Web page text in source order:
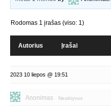
Rodomas 1 įrašas (viso: 1)
Autorius Įrašai
2023 10 liepos @ 19:51
Anonimas Neaktyvus